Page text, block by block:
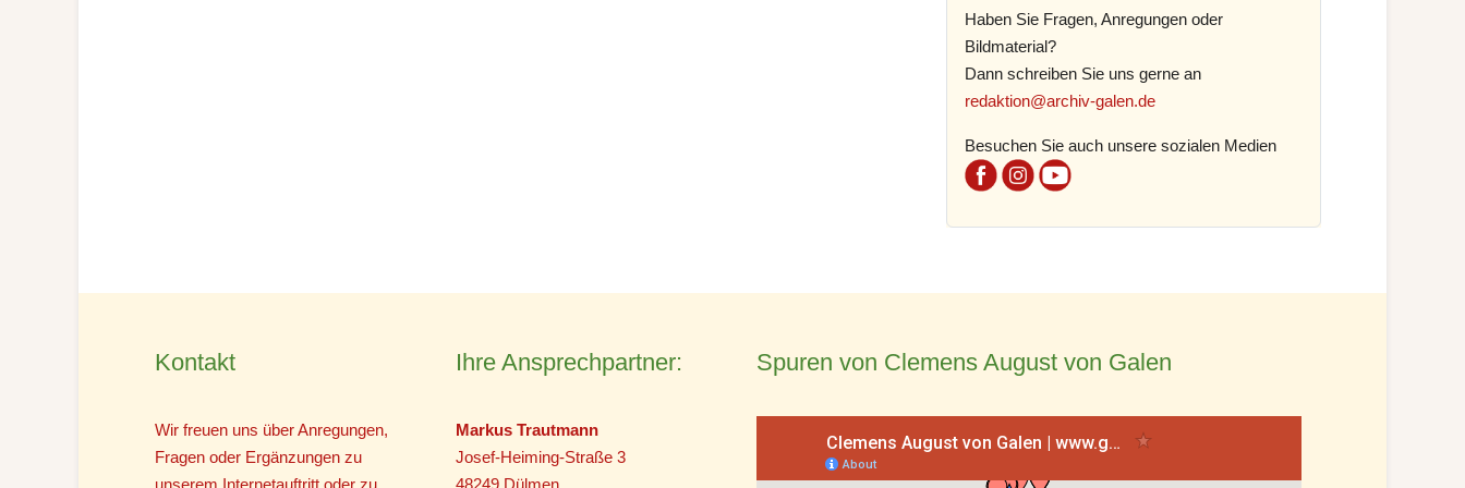
Haben Sie Fragen, Anregungen oder
Bildmaterial?
Dann schreiben Sie uns gerne an
redaktion@archiv-galen.de
Besuchen Sie auch unsere sozialen Medien
Kontakt
Wir freuen uns über Anregungen,
Fragen oder Ergänzungen zu
unserem Internetauftritt oder zu
Ihre Ansprechpartner:
Markus Trautmann
Josef-Heiming-Straße 3
48249 Dülmen
Spuren von Clemens August von Galen